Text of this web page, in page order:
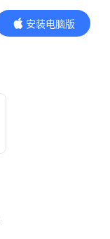
安装电脑版
内容更精彩